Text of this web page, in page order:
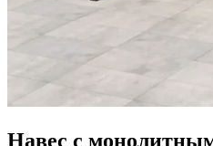
Навес с